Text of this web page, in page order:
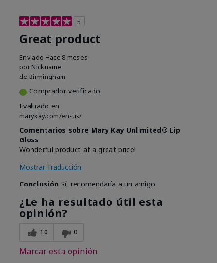
5
Great product
Enviado Hace 8 meses
por Nickname
de Birmingham
Comprador verificado
Evaluado en
marykay.com/en-us/
Comentarios sobre Mary Kay Unlimited® Lip
Gloss
Wonderful product at a great price!
Mostrar Traducción
Conclusión Sí, recomendaría a un amigo
¿Le ha resultado útil esta
opinión?
10 0
Marcar esta opinión